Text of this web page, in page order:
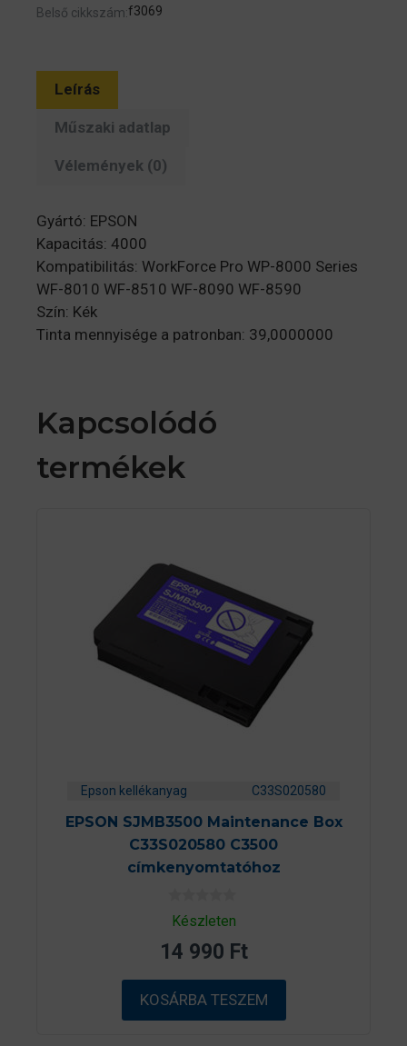
Belső cikkszám:f3069
Leírás
Műszaki adatlap
Vélemények (0)
Gyártó: EPSON
Kapacitás: 4000
Kompatibilitás: WorkForce Pro WP-8000 Series
WF-8010 WF-8510 WF-8090 WF-8590
Szín: Kék
Tinta mennyisége a patronban: 39,0000000
Kapcsolódó
termékek
Epson kellékanyag C33S020580
EPSON SJMB3500 Maintenance Box
C33S020580 C3500
címkenyomtatóhoz
0
a
5
b
ő
l
Készleten
14 990 Ft
KOSÁRBA TESZEM